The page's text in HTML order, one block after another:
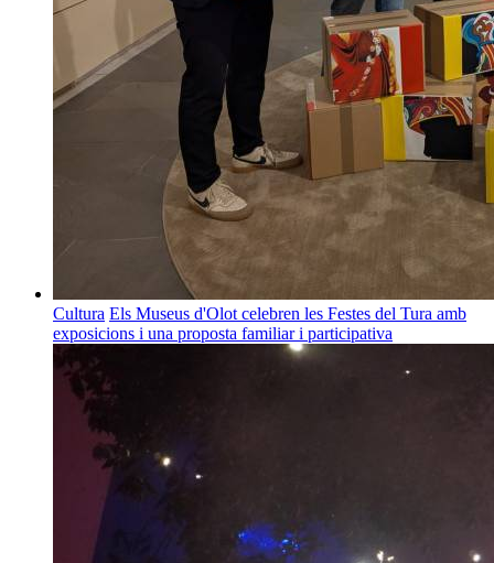
Cultura Els Museus d'Olot celebren les Festes del Tura amb
exposicions i una proposta familiar i participativa